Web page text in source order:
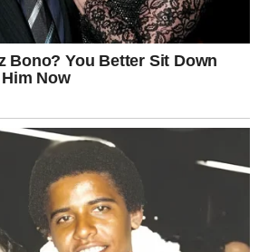
postaje ključ
prednosti oduvek je bila
dobar utisak na ljude. Tokom
dolazi do punog izražaja. Ljudi će
ceniti vaše mišljenje i obraćati pažnju
su ranije delovali komplikovano sada